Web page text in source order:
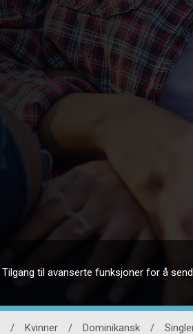
Tilgang til avanserte funksjoner for å
/ Kvinner / Dominikansk /